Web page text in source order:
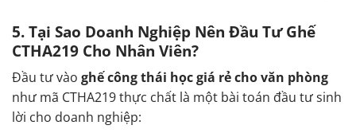
5. Tại Sao Doanh Nghiệp Nên Đầu Tư Ghế
CTHA219 Cho Nhân Viên?
Đầu tư vào ghế công thái học giá rẻ cho văn phòng
như mã CTHA219 thực chất là một bài toán đầu tư sinh
lời cho doanh nghiệp: